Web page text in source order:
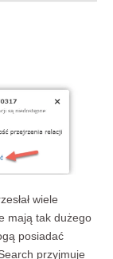
wiele
mają tak dużego
posiadać
przyjmuje